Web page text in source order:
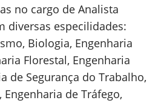
no cargo de Analista
diversas especilidades:
Biologia, Engenharia
Florestal, Engenharia
de Segurança do Trabalho,
de Tráfego,